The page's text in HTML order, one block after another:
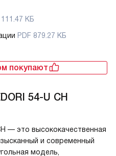
111.47 КБ
PDF 879.27 КБ
покупают
54-U CH
— это высококачественная
и современный
модель,